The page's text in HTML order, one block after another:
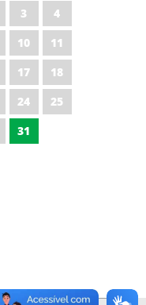
3
4
10
11
17
18
24
25
31